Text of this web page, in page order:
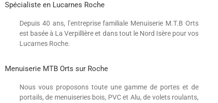
Spécialiste en Lucarnes Roche
Depuis 40 ans, l’entreprise familiale Menuiserie M.T.B Orts
est basée à La Verpillière et dans tout le Nord Isère pour vos
Lucarnes Roche.
Menuiserie MTB Orts sur Roche
Nous vous proposons toute une gamme de portes et de
portails, de menuiseries bois, PVC et Alu, de volets roulants,